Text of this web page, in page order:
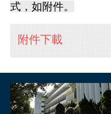
式，如附件。
附件下載